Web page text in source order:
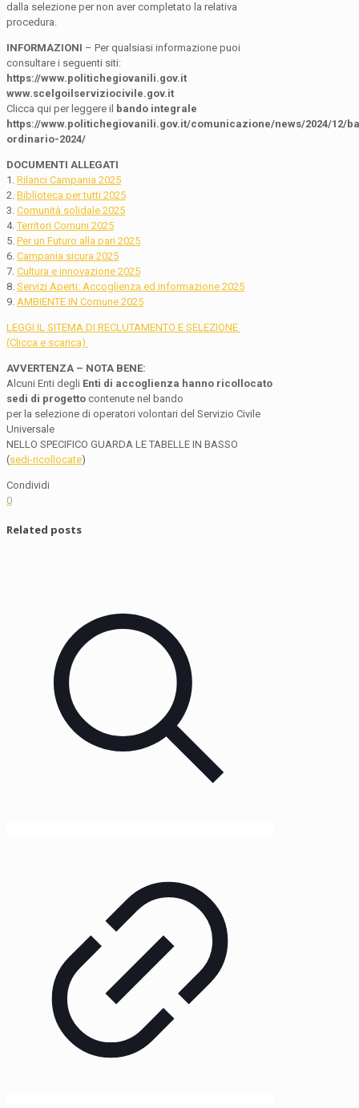
dalla selezione per non aver completato la relativa
procedura.
INFORMAZIONI – Per qualsiasi informazione puoi
consultare i seguenti siti:
https://www.politichegiovanili.gov.it
www.scelgoilserviziocivile.gov.it
Clicca qui per leggere il bando integrale
https://www.politichegiovanili.gov.it/comunicazione/news/2024/12/
ordinario-2024/
DOCUMENTI ALLEGATI
1. Rilanci Campania 2025
2. Biblioteca per tutti 2025
3. Comunità solidale 2025
4.Territori Comuni 2025
5. Per un Futuro alla pari 2025
6. Campania sicura 2025
7. Cultura e innovazione 2025
8. Servizi Aperti: Accoglienza ed informazione 2025
9. AMBIENTE IN Comune 2025
LEGGI IL SITEMA DI RECLUTAMENTO E SELEZIONE
(Clicca e scarica)
AVVERTENZA – NOTA BENE:
Alcuni Enti degli Enti di accoglienza hanno ricollocato
sedi di progetto contenute nel bando
per la selezione di operatori volontari del Servizio Civile
Universale
NELLO SPECIFICO GUARDA LE TABELLE IN BASSO
(sedi-ricollocate)
Condividi
0
Related posts